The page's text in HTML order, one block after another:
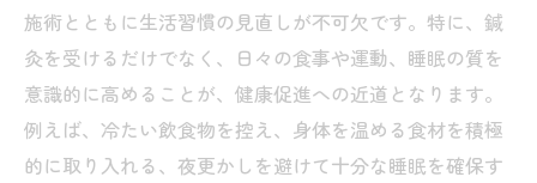
施術とともに生活習慣の見直しが不可欠です。特に、鍼
灸を受けるだけでなく、日々の食事や運動、睡眠の質を
意識的に高めることが、健康促進への近道となります。
例えば、冷たい飲食物を控え、身体を温める食材を積極
的に取り入れる、夜更かしを避けて十分な睡眠を確保す